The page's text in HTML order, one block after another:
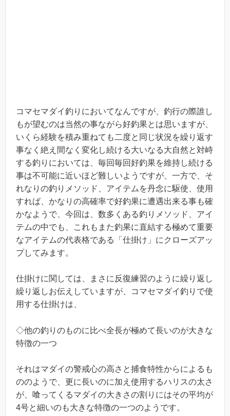
コマセマダイ釣りにおいてなんですが、釣行の際誰し
もが望むのは当然の事ながら好釣果とは思いますが、
いくら経験を積み重ねても二度と同じ状況を繰り返す
事なく絶え間なく変化し続ける大いなる大自然と対峙
する釣りにおいては、毎回毎回好釣果を維持し続ける
事は不可能に近いほど難しいようですが、一方で、そ
れなりの釣りメソッド、アイテムを丹念に駆使、使用
すれば、かなりの高確率で好釣果に遭遇出来る事も確
かなようで、今回は、数多くある釣りメソッド、アイ
テムの中でも、これもまた釣果に直結する極めて重要
なアイテムの代表格である「仕掛け」にクローズアッ
プしてみます。
仕掛けに関しては、まさに反復練習のように繰り返し
繰り返しお伝えしていますが、コマセマダイ釣りで使
用する仕掛けは、
◇他の釣りのものに比べ全長が極めて長いのが大きな
特徴の一つ
それはマダイの警戒心の高さと捕食特性からによるも
ののようで、更に長いのに加え使用するハリスの太さ
が、喰ってくるマダイの大きさの割りにはその平均が
4号と細いのも大きな特徴の一つのようです。